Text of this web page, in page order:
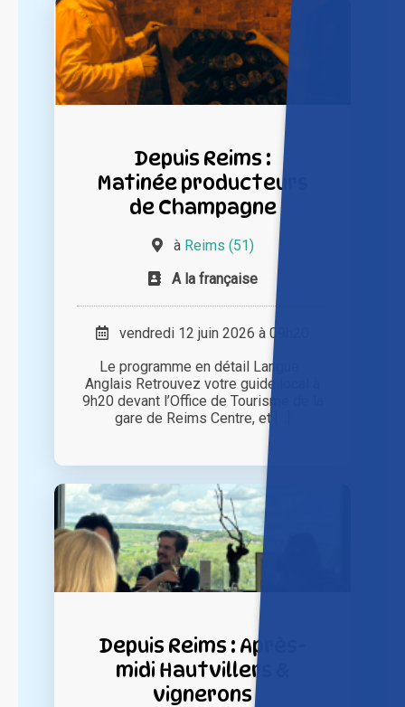
Depuis Reims :
Matinée producteurs
de Champagne
à Reims (51)
A la française
vendredi 12 juin 2026 à 09h20
Le programme en détail Langue :
Anglais Retrouvez votre guide local à
9h20 devant l’Office de Tourisme de la
gare de Reims Centre, et [...]
Depuis Reims : Après-
midi Hautvillers &
vignerons